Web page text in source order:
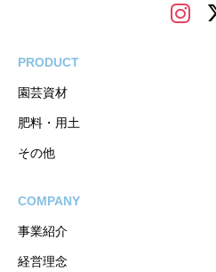
PRODUCT
園芸資材
肥料・用土
その他
COMPANY
事業紹介
経営理念